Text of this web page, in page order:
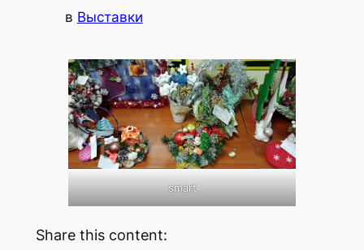
в Выставки
smart
Share this content: